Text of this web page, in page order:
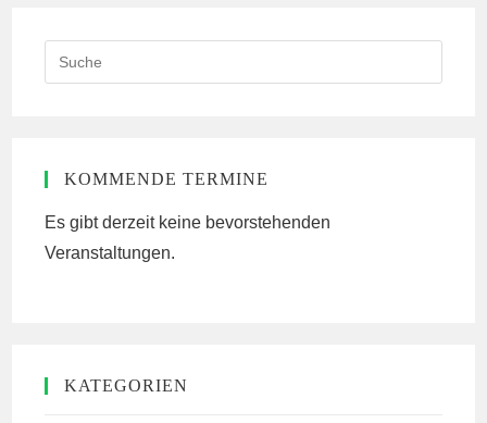
this
KOMMENDE TERMINE
Es gibt derzeit keine bevorstehenden
Veranstaltungen.
KATEGORIEN